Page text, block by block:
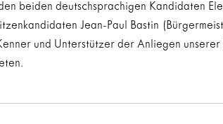
beiden deutschsprachigen Kandidaten
Jean-Paul Bastin
und Unterstützer der Anliegen unserer